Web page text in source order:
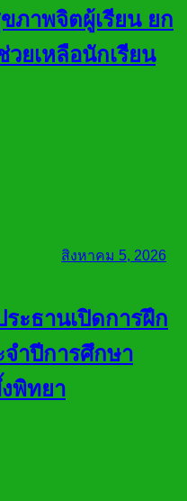
ภาพจิตผู้เรียน ยก
ยเหลือนักเรียน
สิงหาคม 5, 2026
ะธานเปิดการฝึก
ำปีการศึกษา
พิทยา